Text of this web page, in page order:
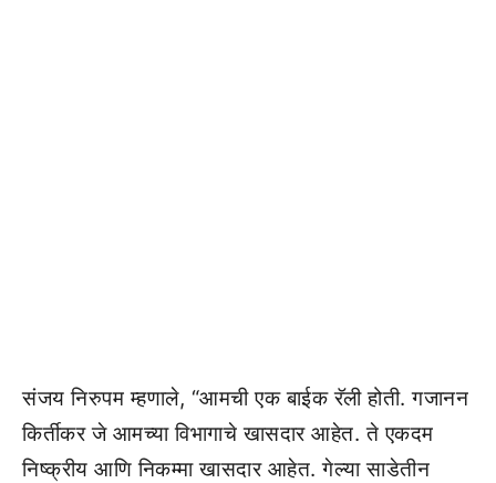
संजय निरुपम म्हणाले, “आमची एक बाईक रॅली होती. गजानन
किर्तीकर जे आमच्या विभागाचे खासदार आहेत. ते एकदम
निष्क्रीय आणि निकम्मा खासदार आहेत. गेल्या साडेतीन